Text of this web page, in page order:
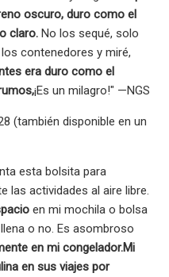
oscuro, duro como el
claro. No los sequé, solo
contenedores y miré,
era duro como el
¡Es un milagro!" —NGS
(también disponible en un
esta bolsita para
las actividades al aire libre.
en mi mochila o bolsa
o no. Es asombroso
en mi congelador.Mi
en sus viajes por